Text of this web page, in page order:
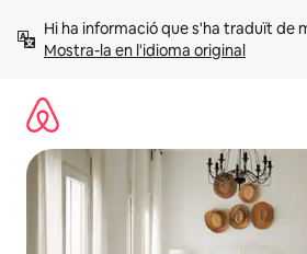
Mostra-la en l'idioma original